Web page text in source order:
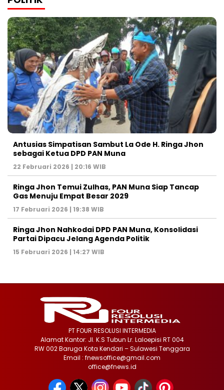
Antusias Simpatisan Sambut La Ode H. Ringa Jhon
sebagai Ketua DPD PAN Muna
22 Februari 2026 | 20:16 WIB
Ringa Jhon Temui Zulhas, PAN Muna Siap Tancap
Gas Menuju Empat Besar 2029
17 Februari 2026 | 19:38 WIB
Ringa Jhon Nahkodai DPD PAN Muna, Konsolidasi
Partai Dipacu Jelang Agenda Politik
15 Februari 2026 | 14:27 WIB
PT FOUR RESOLUSI INTERMEDIA
Alamat Kantor: Jl. K.S Tubun Lr. Laloepisi RT 004
RW 002 Baruga Kota Kendari – Sulawesi Tenggara
Email : fnewsoffice@gmail.com
office@fnews.id